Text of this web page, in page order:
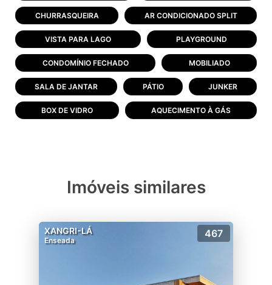
CHURRASQUEIRA AR CONDICIONADO SPLIT
VISTA PARA LAGO PLAYGROUND
CONDOMÍNIO FECHADO MOBILIADO
SALA DE JANTAR PÁTIO JUNKER
BOX DE VIDRO AQUECIMENTO À GÁS
Imóveis similares
XANGRI-LÁ
Enseada
467